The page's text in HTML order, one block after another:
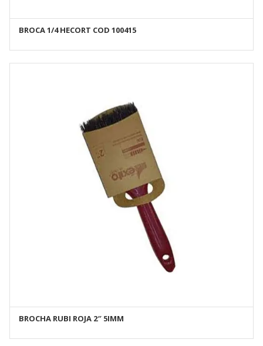
AÑADIR AL CARRITO
BROCA 1/4 HECORT COD 100415
AÑADIR AL CARRITO
BROCHA RUBI ROJA 2″ 5IMM